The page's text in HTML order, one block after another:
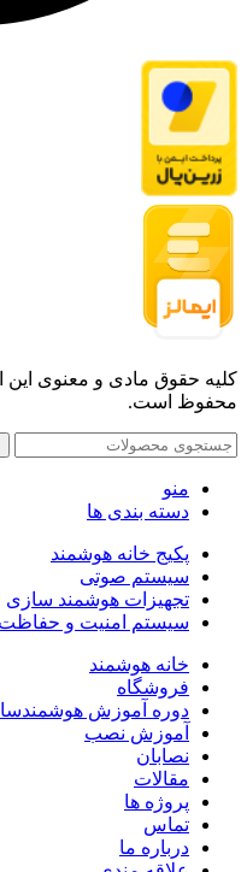
کلیه حقوق مادی و معنوی این
محفوظ است.
منو
دسته بندی ها
پکیج خانه هوشمند
سیستم صوتی
تجهیزات هوشمند سازی
سیستم امنیت و حفاظت
خانه هوشمند
فروشگاه
دوره آموزش
آموزش نصب
نصابان
مقالات
پروژه ها
تماس
درباره ما